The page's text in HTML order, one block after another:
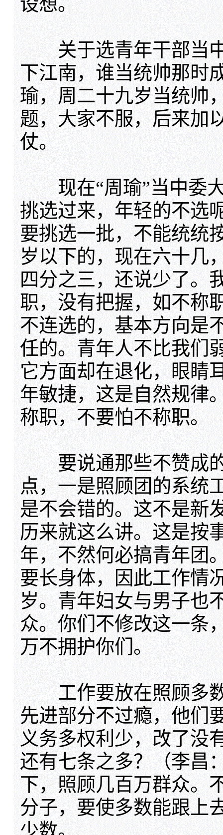
关于选青年干部当中
下江南，谁当统帅那
瑜，周二十九岁当统帅
题，大家不服，后来加
仗。
现在“周瑜”当中委大
挑选过来，年轻的不选
要挑选一批，不能统统
岁以下的，现在六十几
四分之三，还说少了。
职，没有把握，如不称
不连选的，基本方向是
任的。青年人不比我们
它方面却在退化，眼睛
年敏捷，这是自然规律
称职，不要怕不称职。
要说通那些不赞成的
点，一是照顾团的系统
是不会错的。这不是新
历来就这么讲。这是按
年，不然何必搞青年团
要长身体，因此工作情
岁。青年妇女与男子也
众。你们不修改这一条
万不拥护你们。
工作要放在照顾多数
先进部分不过瘾，他们
义务多权利少，改了没
还有七条之多？（李昌
下，照顾几百万群众。
分子，要使多数能跟上
少数。